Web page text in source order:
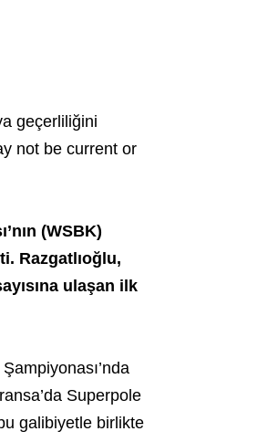
geçerliliğini
not be current or
(WSBK)
Razgatlıoğlu,
ulaşan ilk
Superpole
galibiyetle birlikte